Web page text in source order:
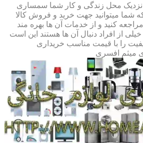
نزدیک محل زندگی و کار شما سمساری
شما میتوانید جهت خرید و فروش کالا
کنید و از خدمات آن ها بهره مند
از افراد دنبال آن ها هستند این است
را با قیمت مناسب خریداری